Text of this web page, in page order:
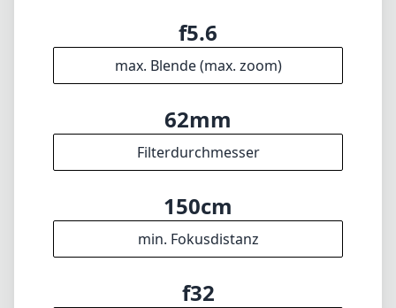
f5.6
max. Blende (max. zoom)
62mm
Filterdurchmesser
150cm
min. Fokusdistanz
f32